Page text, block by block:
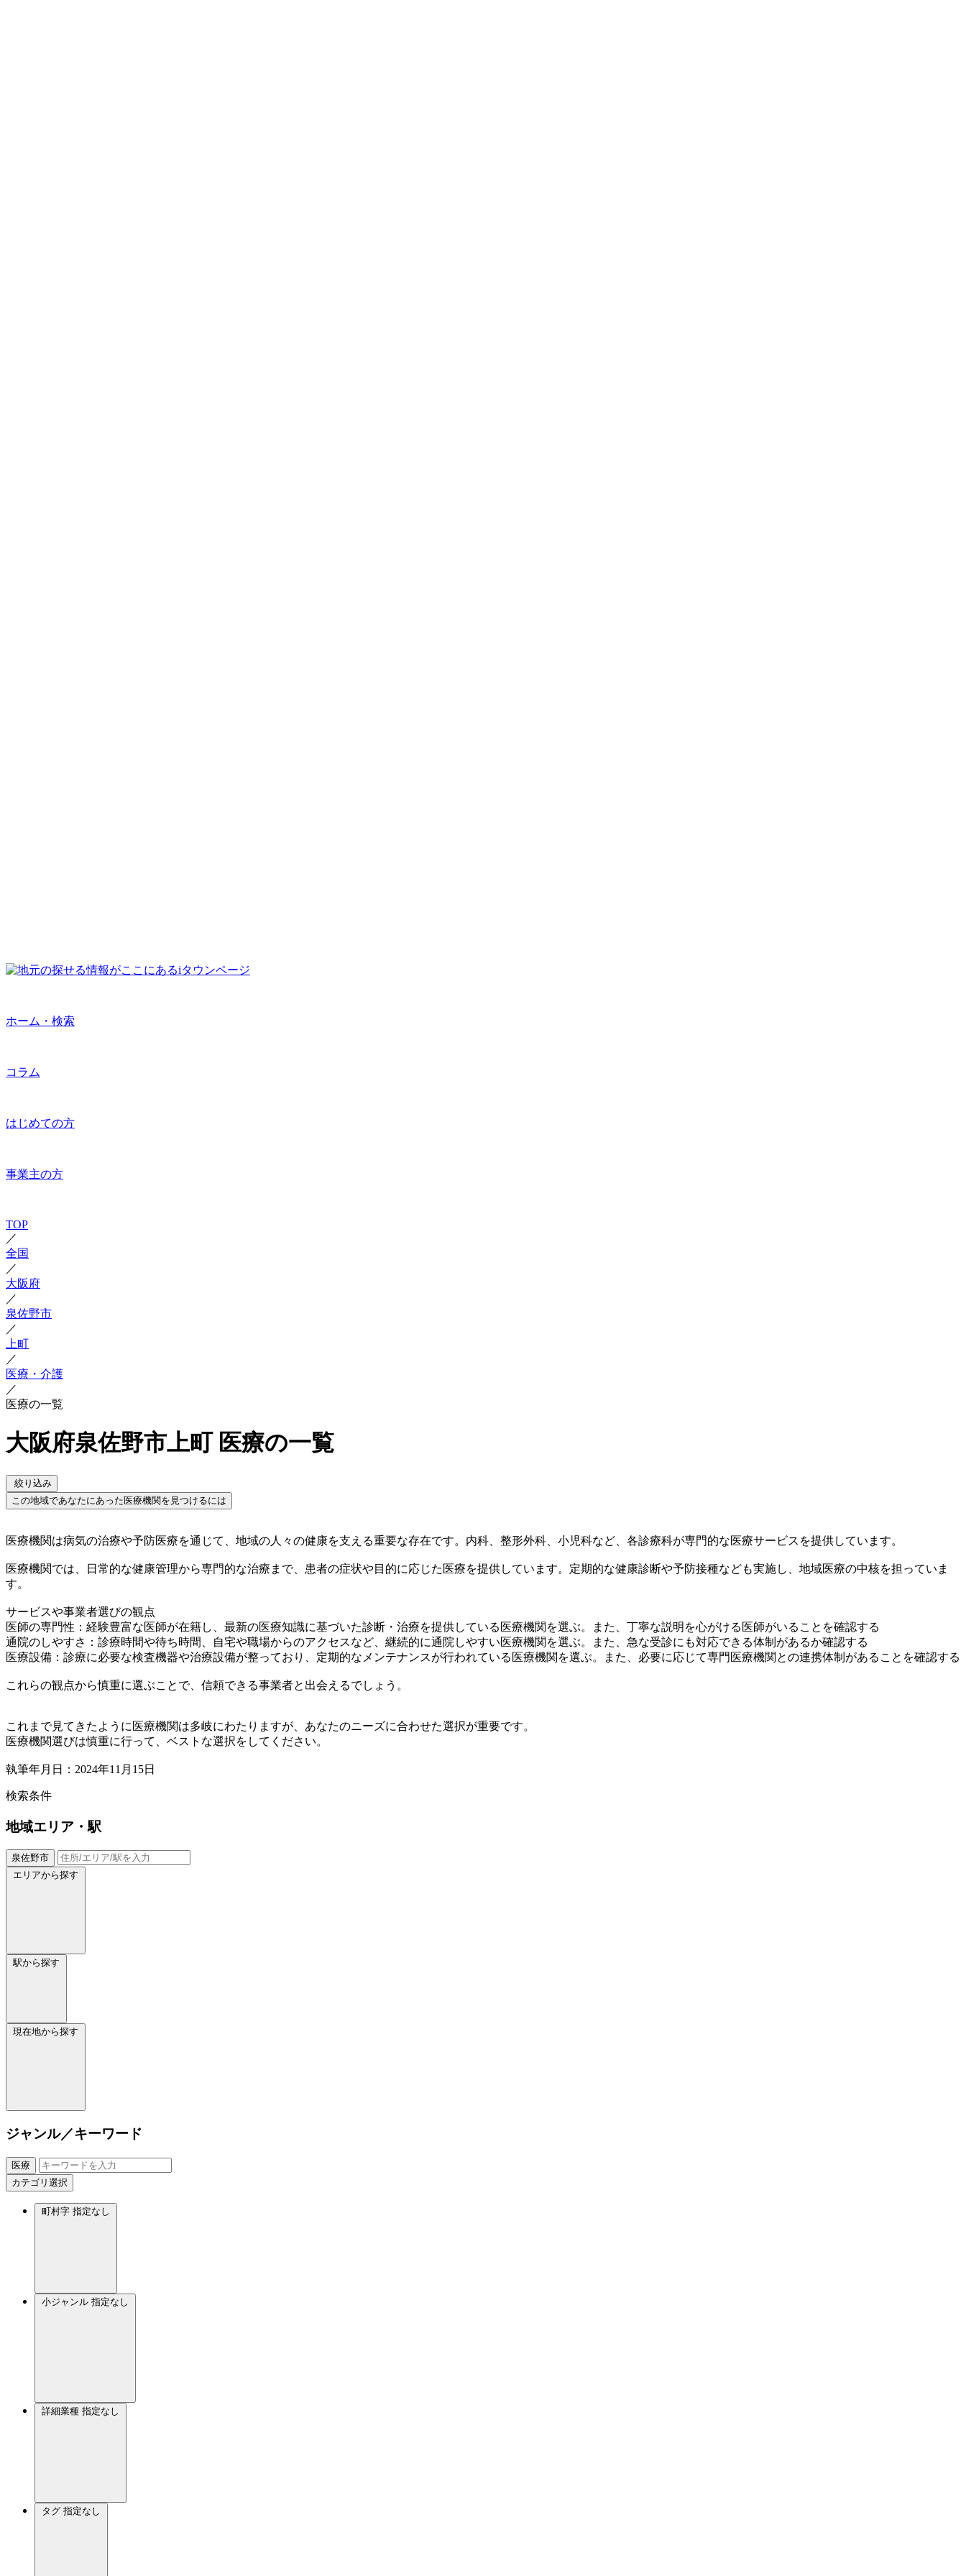
ホーム・検索
コラム
はじめての方
事業主の方
TOP
／
全国
／
大阪府
／
泉佐野市
／
上町
／
医療・介護
／
医療の一覧
大阪府泉佐野市上町 医療の一覧
絞り込み
この地域であなたにあった医療機関を見つけるには
医療機関は病気の治療や予防医療を通じて、地域の人々の健康を支える重要な存在です。内科、整形外科、小児科など、各診療科が専門的な医療サービスを提供しています。
医療機関では、日常的な健康管理から専門的な治療まで、患者の症状や目的に応じた医療を提供しています。定期的な健康診断や予防接種なども実施し、地域医療の中核を担っていま
す。
サービスや事業者選びの観点
医師の専門性：経験豊富な医師が在籍し、最新の医療知識に基づいた診断・治療を提供している医療機関を選ぶ。また、丁寧な説明を心がける医師がいることを確認する
通院のしやすさ：診療時間や待ち時間、自宅や職場からのアクセスなど、継続的に通院しやすい医療機関を選ぶ。また、急な受診にも対応できる体制があるか確認する
医療設備：診療に必要な検査機器や治療設備が整っており、定期的なメンテナンスが行われている医療機関を選ぶ。また、必要に応じて専門医療機関との連携体制があることを確認する
これらの観点から慎重に選ぶことで、信頼できる事業者と出会えるでしょう。
これまで見てきたように医療機関は多岐にわたりますが、あなたのニーズに合わせた選択が重要です。
医療機関選びは慎重に行って、ベストな選択をしてください。
執筆年月日：2024年11月15日
検索条件
地域エリア・駅
泉佐野市
エリアから探す
駅から探す
現在地から探す
ジャンル／キーワード
医療
カテゴリ選択
町村字 指定なし
小ジャンル 指定なし
詳細業種 指定なし
タグ 指定なし